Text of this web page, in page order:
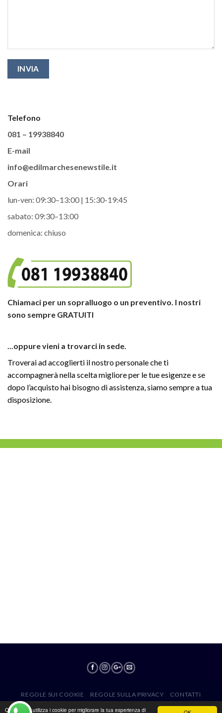
Questo sito utilizza i cookie per migliorare la tua esperienza di
Telefono
081 – 19938840
E-mail
info@edilmarchesenewstile.it
Orari
lun-ven: 09:30–13:00 | 15:30-19:45
sabato: 09:30–13:00
domenica: chiuso
Chiamaci per un sopralluogo o un preventivo. I nostri
sono sempre GRATUITI
...oppure vieni a trovarci in sede.
Troverai ad accoglierti il nostro personale che ti
accompagnerà nella scelta migliore per le tue esigenze e se
dopo l’acquisto hai bisogno di assistenza, siamo sempre a tua
disposizione.
REGOLE SUI COOKIE REGOLE SULLA PRIVACY CONTATTI
Edil Marchese New S.Tile Srls © 2026 Partita iva 0526920652 |